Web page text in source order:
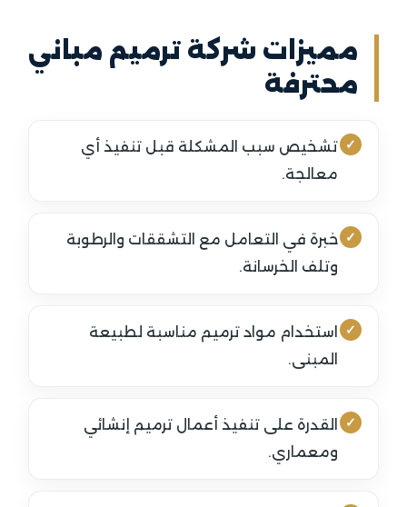
مميزات شركة ترميم مباني
محترفة
تشخيص سبب المشكلة قبل تنفيذ أي
معالجة.
خبرة في التعامل مع التشققات والرطوبة
وتلف الخرسانة.
استخدام مواد ترميم مناسبة لطبيعة
المبنى.
القدرة على تنفيذ أعمال ترميم إنشائي
ومعماري.